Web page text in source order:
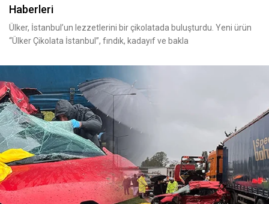
Haberleri
Ülker, İstanbul’un lezzetlerini bir çikolatada buluşturdu. Yeni ürün
“Ülker Çikolata İstanbul”, fındık, kadayıf ve bakla